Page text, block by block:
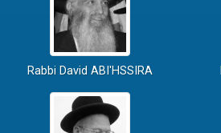
Rabbi David ABI'HSSIRA